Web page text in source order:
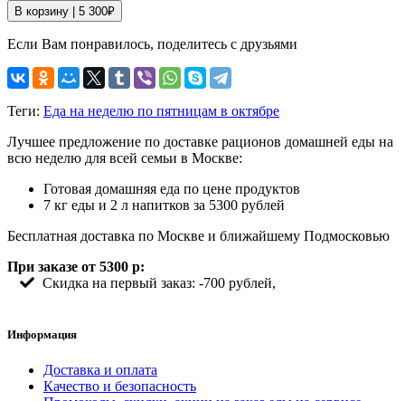
В корзину | 5 300₽
Если Вам понравилось, поделитесь с друзьями
Теги: Еда на неделю по пятницам в октябре
Лучшее предложение по доставке рационов домашней еды на
всю неделю для всей семьи в Москве:
Готовая домашняя еда по цене продуктов
7 кг еды и 2 л напитков за 5300 рублей
Бесплатная доставка по Москве и ближайшему Подмосковью
При заказе от 5300 р:
Скидка на первый заказ: -700 рублей,
Информация
Доставка и оплата
Качество и безопасность